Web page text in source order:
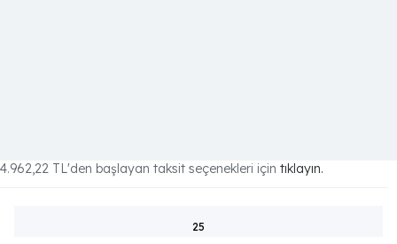
4.962,22 TL'den başlayan taksit seçenekleri için tıklayın.
25